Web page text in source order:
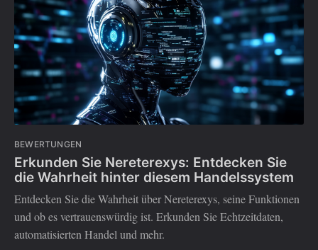
BEWERTUNGEN
Erkunden Sie Nereterexys: Entdecken Sie
die Wahrheit hinter diesem Handelssystem
Entdecken Sie die Wahrheit über Nereterexys, seine Funktionen
und ob es vertrauenswürdig ist. Erkunden Sie Echtzeitdaten,
automatisierten Handel und mehr.